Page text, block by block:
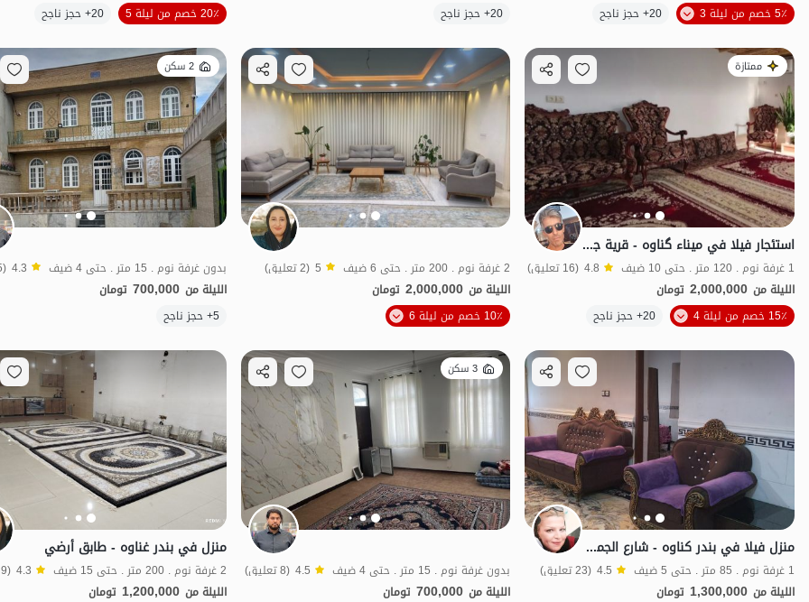
5٪ خصم من ليلة 3
20+ حجز ناجح اقتصادي الموقع على الخريطة
20+ حجز ناجح
الموقع على الخريطة
20٪ خصم من ليلة 5
20+ حجز ناجح
ممتازة
استئجار فيلا في ميناء گناوه - قرية جوشوي
1 غرفة نوم . 120 متر . حتى 10 ضيف 4.8 (16 تعليق)
الليلة من 2,000,000 تومان
15٪ خصم من ليلة 4
20+ حجز ناجح مناسبة لإعادة التأهيل الموقع على الخريطة
2 غرفة نوم . 200 متر . حتى 6 ضيف 5 (2 تعليق)
الليلة من 2,000,000 تومان
10٪ خصم من ليلة 6
الموقع على الخريطة
2 سكن
بدون غرفة نوم . 15 متر . حتى 4 ضيف 4.3 (5 تعليق)
الليلة من 700,000 تومان
5+ حجز ناجح
منزل فيلا في بندر كناوه - شارع الجمهورية
1 غرفة نوم . 85 متر . حتى 5 ضيف 4.5 (23 تعليق)
الليلة من 1,300,000 تومان
3 سكن
بدون غرفة نوم . 15 متر . حتى 4 ضيف 4.5 (8 تعليق)
الليلة من 700,000 تومان
منزل في بندر غناوه - طابق أرضي
2 غرفة نوم . 200 متر . حتى 15 ضيف 4.3 (9 تعليق)
الليلة من 1,200,000 تومان